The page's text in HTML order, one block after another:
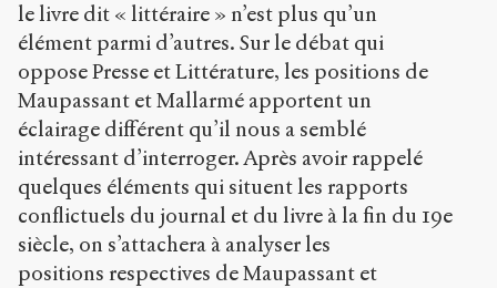
le livre dit « littéraire » n’est plus qu’un
élément parmi d’autres. Sur le débat qui
oppose Presse et Littérature, les positions de
Maupassant et Mallarmé apportent un
éclairage différent qu’il nous a semblé
intéressant d’interroger. Après avoir rappelé
quelques éléments qui situent les rapports
conflictuels du journal et du livre à la fin du 19e
siècle, on s’attachera à analyser les
positions respectives de Maupassant et